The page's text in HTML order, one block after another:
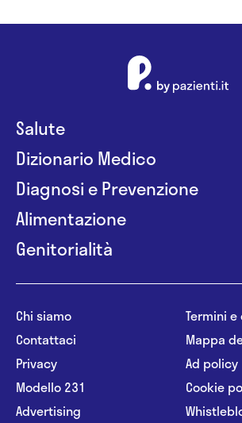
Salute
Dizionario Medico
Diagnosi e Prevenzione
Alimentazione
Genitorialità
Chi siamo
Contattaci
Privacy
Modello 231
Advertising
Termini
Mappa
Ad policy
Cookie